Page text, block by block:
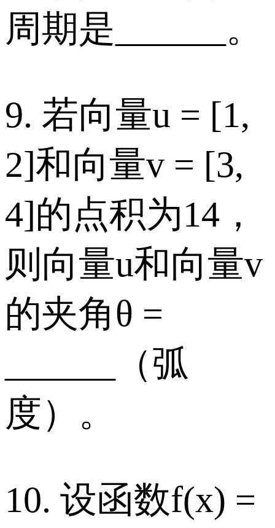
周期是______。
9. 若向量u = [1,
2]和向量v = [3,
4]的点积为14，
则向量u和向量v
的夹角θ =
______（弧
度）。
10. 设函数f(x) =